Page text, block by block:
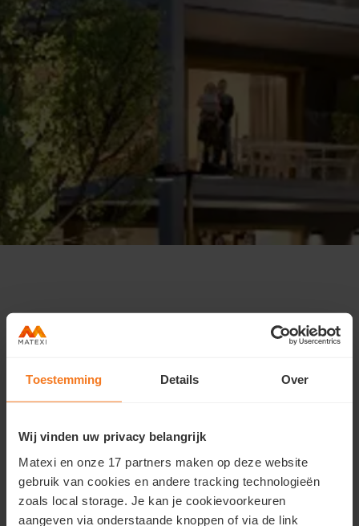
Toestemming Details Over
Wij vinden uw privacy belangrijk
Matexi en onze 17 partners maken op deze website
gebruik van cookies en andere tracking technologieën
zoals local storage. Je kan je cookievoorkeuren
aangeven via onderstaande knoppen of via de link
Les opportunités d'investissement les plus
récentes, directement dans votre boîte
Restez informé des derniers développements immobiliers
d'investissement les plus avantageuses, avant même que
l'offre ne soit accessible au grand public.
Inscrivez-vous ici.